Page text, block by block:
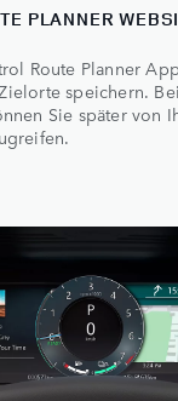
PLANNER
Route Planner
speichern.
Sie später von